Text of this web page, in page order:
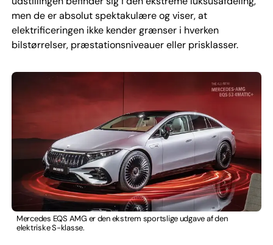
men de er absolut spektakulære og viser, at
elektrificeringen ikke kender grænser i hverken
bilstørrelser, præstationsniveauer eller prisklasser.
Mercedes EQS AMG er den ekstrem sportslige udgave af den
elektriske S-klasse.